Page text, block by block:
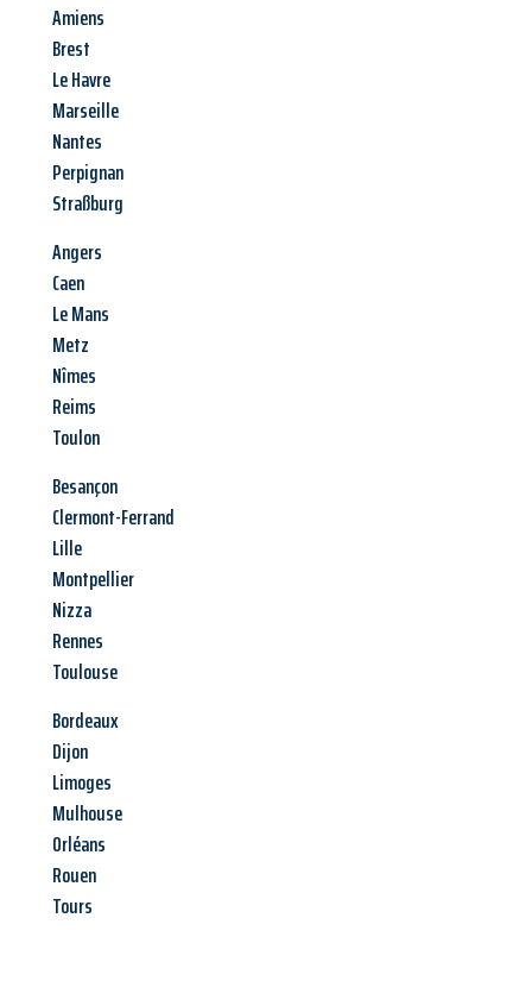
Amiens
Brest
Le Havre
Marseille
Nantes
Perpignan
Straßburg
Angers
Caen
Le Mans
Metz
Nîmes
Reims
Toulon
Besançon
Clermont-Ferrand
Lille
Montpellier
Nizza
Rennes
Toulouse
Bordeaux
Dijon
Limoges
Mulhouse
Orléans
Rouen
Tours